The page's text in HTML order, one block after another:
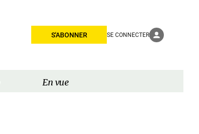
S'ABONNER SE CONNECTER
En vue